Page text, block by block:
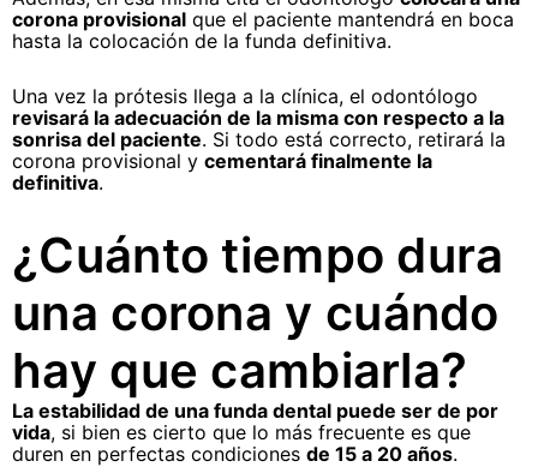
corona provisional que el paciente mantendrá en boca
hasta la colocación de la funda definitiva.
Una vez la prótesis llega a la clínica, el odontólogo
revisará la adecuación de la misma con respecto a la
sonrisa del paciente. Si todo está correcto, retirará la
corona provisional y cementará finalmente la
definitiva.
¿Cuánto tiempo dura
una corona y cuándo
hay que cambiarla?
La estabilidad de una funda dental puede ser de por
vida, si bien es cierto que lo más frecuente es que
duren en perfectas condiciones de 15 a 20 años.